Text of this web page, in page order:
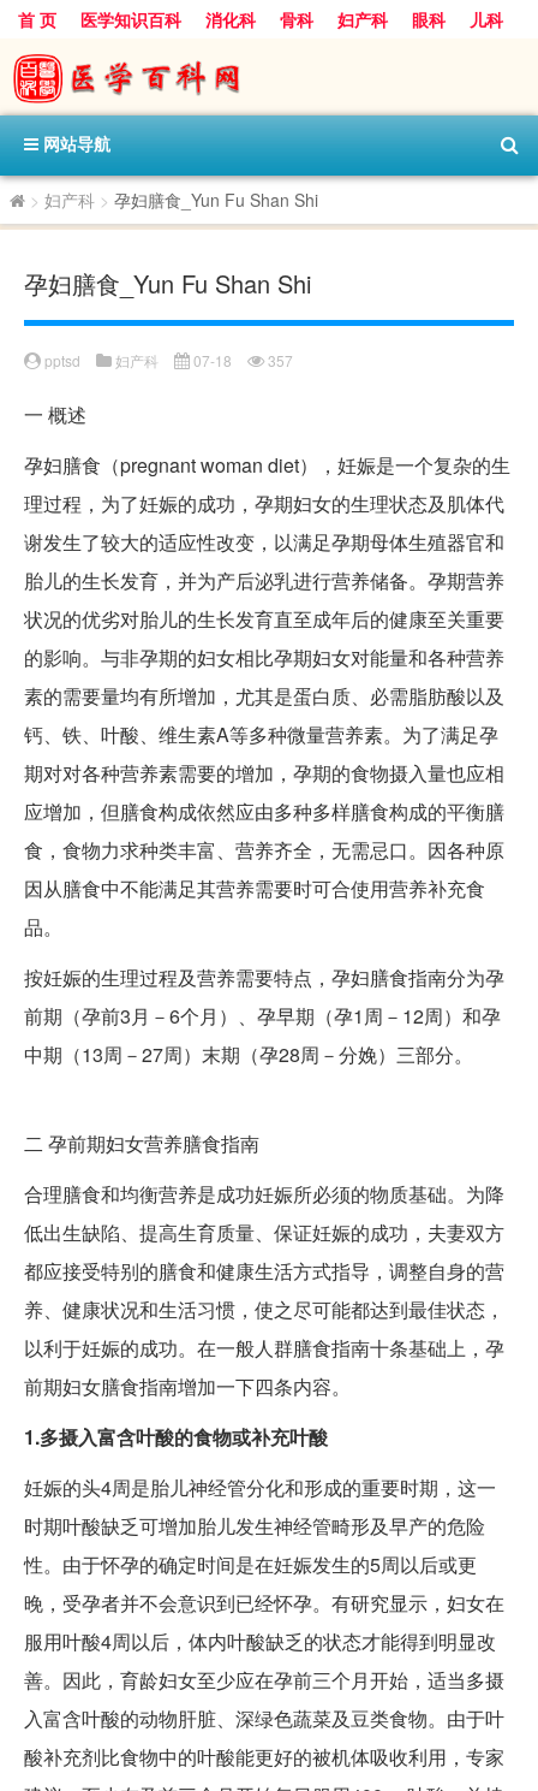
首 页 医学知识百科 消化科 骨科 妇产科 眼科
儿科
心血管病科
呼吸科 神经科
内分泌科
口腔科
网站导航
> 妇产科 > 孕妇膳食_Yun Fu Shan Shi
孕妇膳食_Yun Fu Shan Shi
pptsd 妇产科 07-18 357
一 概述
孕妇膳食（pregnant woman diet），妊娠是一个复杂的生
理过程，为了妊娠的成功，孕期妇女的生理状态及肌体代
谢发生了较大的适应性改变，以满足孕期母体生殖器官和
胎儿的生长发育，并为产后泌乳进行营养储备。孕期营养
状况的优劣对胎儿的生长发育直至成年后的健康至关重要
的影响。与非孕期的妇女相比孕期妇女对能量和各种营养
素的需要量均有所增加，尤其是蛋白质、必需脂肪酸以及
钙、铁、叶酸、维生素A等多种微量营养素。为了满足孕
期对对各种营养素需要的增加，孕期的食物摄入量也应相
应增加，但膳食构成依然应由多种多样膳食构成的平衡膳
食，食物力求种类丰富、营养齐全，无需忌口。因各种原
因从膳食中不能满足其营养需要时可合使用营养补充食
品。
按妊娠的生理过程及营养需要特点，孕妇膳食指南分为孕
前期（孕前3月－6个月）、孕早期（孕1周－12周）和孕
中期（13周－27周）末期（孕28周－分娩）三部分。
二 孕前期妇女营养膳食指南
合理膳食和均衡营养是成功妊娠所必须的物质基础。为降
低出生缺陷、提高生育质量、保证妊娠的成功，夫妻双方
都应接受特别的膳食和健康生活方式指导，调整自身的营
养、健康状况和生活习惯，使之尽可能都达到最佳状态，
以利于妊娠的成功。在一般人群膳食指南十条基础上，孕
前期妇女膳食指南增加一下四条内容。
1.多摄入富含叶酸的食物或补充叶酸
妊娠的头4周是胎儿神经管分化和形成的重要时期，这一
时期叶酸缺乏可增加胎儿发生神经管畸形及早产的危险
性。由于怀孕的确定时间是在妊娠发生的5周以后或更
晚，受孕者并不会意识到已经怀孕。有研究显示，妇女在
服用叶酸4周以后，体内叶酸缺乏的状态才能得到明显改
善。因此，育龄妇女至少应在孕前三个月开始，适当多摄
入富含叶酸的动物肝脏、深绿色蔬菜及豆类食物。由于叶
酸补充剂比食物中的叶酸能更好的被机体吸收利用，专家